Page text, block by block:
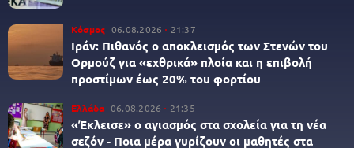
Κόσμος 06.08.2026 21:37
Ιράν: Πιθανός ο αποκλεισμός των Στενών του
Ορμούζ για «εχθρικά» πλοία και η επιβολή
προστίμων έως 20% του φορτίου
Ελλάδα 06.08.2026 21:35
«Έκλεισε» ο αγιασμός στα σχολεία για τη νέα
σεζόν - Ποια μέρα γυρίζουν οι μαθητές στα